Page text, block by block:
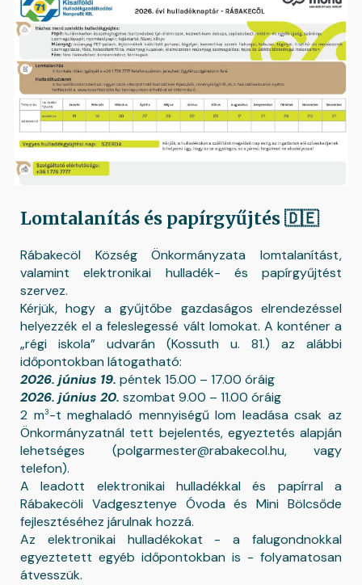
Lomtalanítás és papírgyűjtés 🇩🇪
Rábakecöl Község Önkormányzata lomtalanítást,
valamint elektronikai hulladék- és papírgyűjtést
szervez.
Kérjük, hogy a gyűjtőbe gazdaságos elrendezéssel
helyezzék el a feleslegessé vált lomokat. A konténer a
„régi iskola” udvarán (Kossuth u. 81.) az alábbi
időpontokban látogatható:
2026. június 19. péntek 15.00 – 17.00 óráig
2026. június 20. szombat 9.00 – 11.00 óráig
2 m3-t meghaladó mennyiségű lom leadása csak az
Önkormányzatnál tett bejelentés, egyeztetés alapján
lehetséges (polgarmester@rabakecol.hu, vagy
telefon).
A leadott elektronikai hulladékkal és papírral a
Rábakecöli Vadgesztenye Óvoda és Mini Bölcsőde
fejlesztéséhez járulnak hozzá.
Az elektronikai hulladékokat - a falugondnokkal
egyeztetett egyéb időpontokban is - folyamatosan
átvesszük.